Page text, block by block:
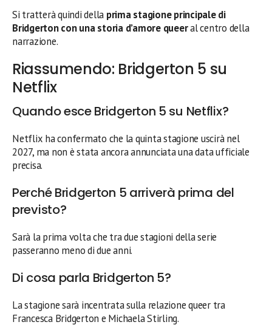
Si tratterà quindi della prima stagione principale di
Bridgerton con una storia d’amore queeral centro della
narrazione.
Riassumendo: Bridgerton 5 su
Netflix
Quando esce Bridgerton 5 su Netflix?
Netflix ha confermato che la quinta stagione uscirà nel
2027, ma non è stata ancora annunciata una data ufficiale
precisa.
Perché Bridgerton 5 arriverà prima del
previsto?
Sarà la prima volta che tra due stagioni della serie
passeranno meno di due anni.
Di cosa parla Bridgerton 5?
La stagione sarà incentrata sulla relazione queer tra
Francesca Bridgerton e Michaela Stirling.